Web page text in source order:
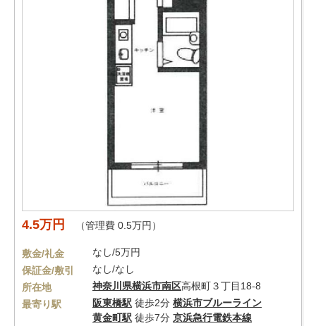
4.5万円 （管理費 0.5万円）
敷金/礼金
なし/5万円
保証金/敷引
なし/なし
所在地
神奈川県横浜市南区高根町３丁目18-8
最寄り駅
阪東橋駅 徒歩2分 横浜市ブルーライン
黄金町駅 徒歩7分 京浜急行電鉄本線